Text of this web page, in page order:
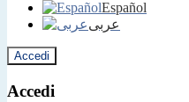
Español
عربى
Accedi
Accedi